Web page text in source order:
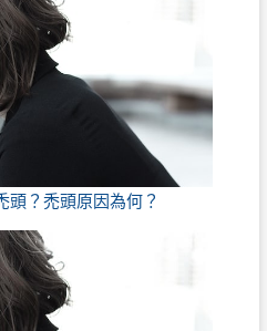
頭？禿頭原因為何？